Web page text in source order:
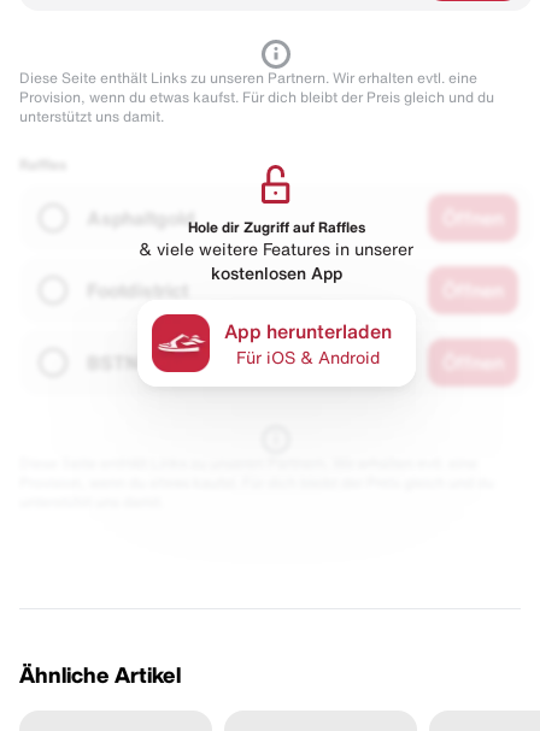
Diese Seite enthält Links zu unseren Partnern. Wir erhalten evtl. eine
Provision, wenn du etwas kaufst. Für dich bleibt der Preis gleich und du
unterstützt uns damit.
AsphaltgoldHole dir Zugriff auf Raffles
& viele weitere Features in unserer
kostenlosen App
App herunterladen
Für iOS & Android
Ähnliche Artikel